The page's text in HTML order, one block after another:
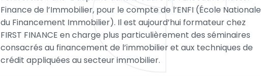
Finance de l’Immobilier, pour le compte de l’ENFI (École Nationale
du Financement Immobilier). Il est aujourd’hui formateur chez
FIRST FINANCE en charge plus particulièrement des séminaires
consacrés au financement de l’immobilier et aux techniques de
crédit appliquées au secteur immobilier.